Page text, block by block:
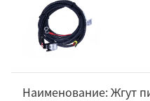
Жгут